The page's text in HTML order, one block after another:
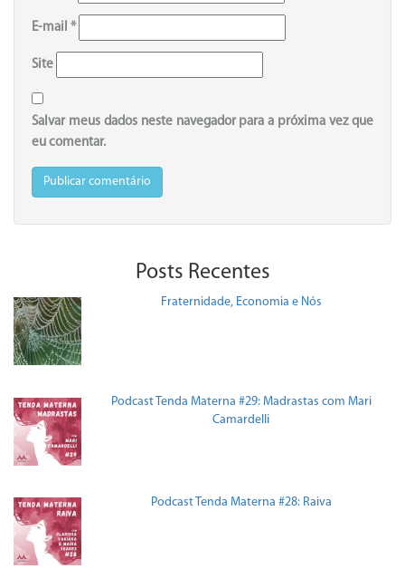
E-mail *
Site
Salvar meus dados neste navegador para a próxima vez que
eu comentar.
Posts Recentes
Fraternidade, Economia e Nós
Podcast Tenda Materna #29: Madrastas com Mari
Camardelli
Podcast Tenda Materna #28: Raiva